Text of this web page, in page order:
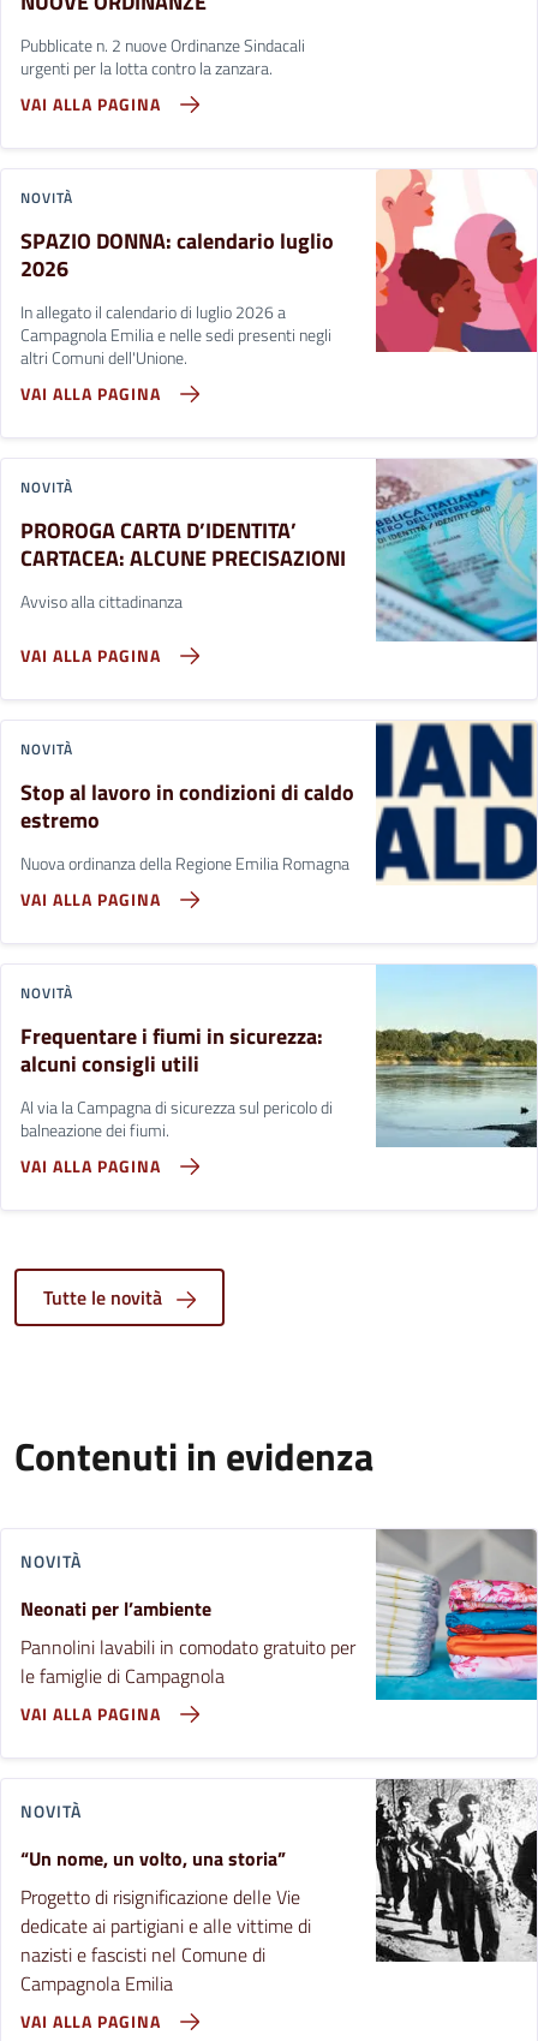
Pubblicate n. 2 nuove Ordinanze Sindacali
urgenti per la lotta contro la zanzara.
VAI ALLA PAGINA
NOVITÀ
SPAZIO DONNA: calendario luglio
2026
In allegato il calendario di luglio 2026 a
Campagnola Emilia e nelle sedi presenti negli
altri Comuni dell'Unione.
VAI ALLA PAGINA
NOVITÀ
PROROGA CARTA D’IDENTITA’
CARTACEA: ALCUNE PRECISAZIONI
Avviso alla cittadinanza
VAI ALLA PAGINA
NOVITÀ
Stop al lavoro in condizioni di caldo
estremo
Nuova ordinanza della Regione Emilia Romagna
VAI ALLA PAGINA
NOVITÀ
Frequentare i fiumi in sicurezza:
alcuni consigli utili
Al via la Campagna di sicurezza sul pericolo di
balneazione dei fiumi.
VAI ALLA PAGINA
Tutte le novità
Contenuti in evidenza
NOVITÀ
Neonati per l’ambiente
Pannolini lavabili in comodato gratuito per
le famiglie di Campagnola
VAI ALLA PAGINA
NOVITÀ
“Un nome, un volto, una storia”
Progetto di risignificazione delle Vie
dedicate ai partigiani e alle vittime di
nazisti e fascisti nel Comune di
Campagnola Emilia
VAI ALLA PAGINA